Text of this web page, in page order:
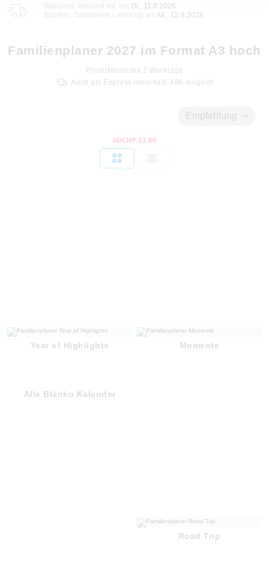
Di., 11.8.2026
Express: Garantierte Lieferung am
Mi., 12.8.2026
Familienplaner 2027 im Format A3 hoch
Produktionszeit 2 Werktage
Auch als Express innerhalb 48h möglich
Empfehlung
abCHF 21.90
Year of Highlights Momente
Road Trip
Alle Blanko Kalender